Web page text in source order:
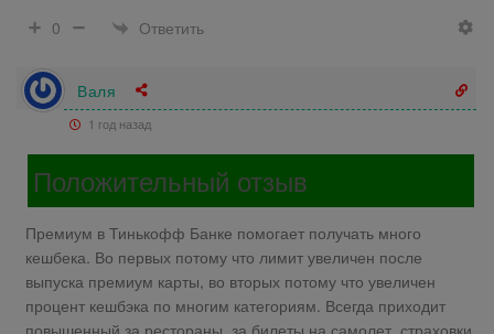
0
Ответить
Валя
1 год назад
Положительный отзыв
Премиум в Тинькофф Банке помогает получать много
кешбека. Во первых потому что лимит увеличен после
выпуска премиум карты, во вторых потому что увеличен
процент кешбэка по многим категориям. Всегда приходит